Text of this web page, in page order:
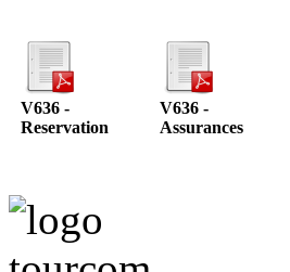
V636 -
Reservation
V636 -
Assurances